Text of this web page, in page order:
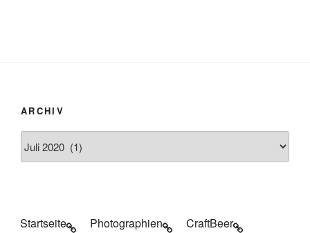
ARCHIV
Startseite Photographien CraftBeer